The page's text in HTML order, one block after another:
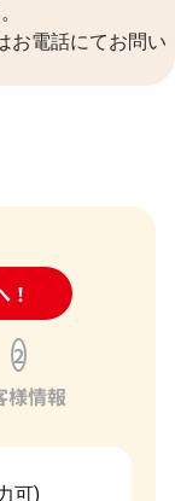
お電話にてお問い
ーム
2
様情報
可)